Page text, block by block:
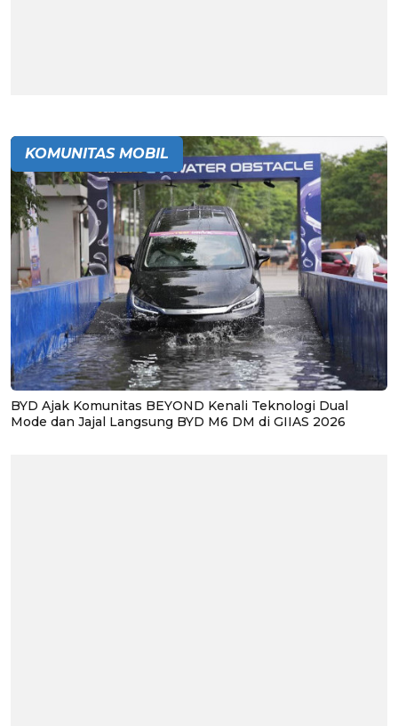
KOMUNITAS MOBIL
BYD Ajak Komunitas BEYOND Kenali Teknologi Dual
Mode dan Jajal Langsung BYD M6 DM di GIIAS 2026